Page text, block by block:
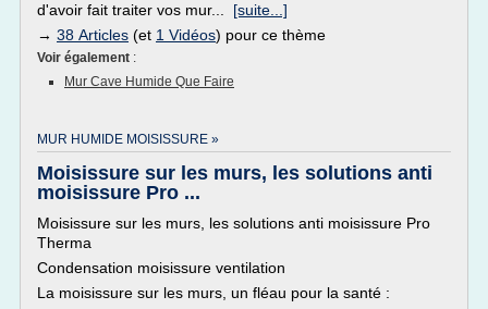
d'avoir fait traiter vos mur... [suite...]
→ 38 Articles (et 1 Vidéos) pour ce thème
Voir également :
Mur Cave Humide Que Faire
MUR HUMIDE MOISISSURE »
Moisissure sur les murs, les solutions anti
moisissure Pro ...
Moisissure sur les murs, les solutions anti moisissure Pro
Therma
Condensation moisissure ventilation
La moisissure sur les murs, un fléau pour la santé :